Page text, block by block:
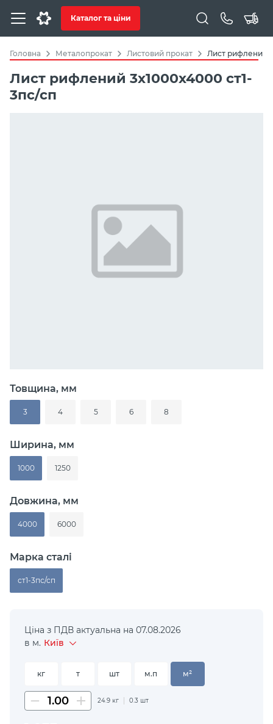
Каталог та ціни
Головна Металопрокат Листовий прокат Лист рифлений
Лист рифлений 3х1000х4000 ст1-
3пс/сп
Товщина, мм
3 4 5 6 8
Ширина, мм
1000 1250
Довжина, мм
4000 6000
Марка сталі
ст1-3пс/сп
Ціна з ПДВ актуальна на 07.08.2026
в м. Київ
кг т шт м.п м²
24.9 кг 0.3 шт